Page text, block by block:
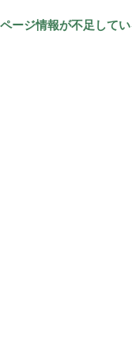
ページ情報が不足して